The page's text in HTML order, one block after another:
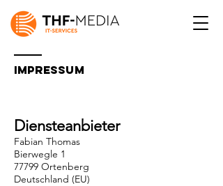
Impressum
Diensteanbieter
Fabian Thomas
Bierwegle 1
77799 Ortenberg
Deutschland (EU)